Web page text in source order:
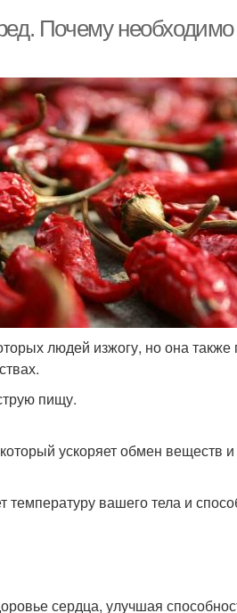
Почему
людей изжогу, но она
пищу.
ускоряет обмен веществ
вашего тела и
сердца, улучшая